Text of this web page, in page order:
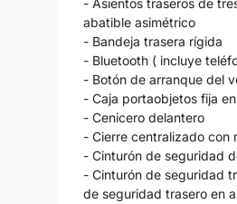
- Asientos traseros de
abatible asimétrico
- Bandeja trasera rígida
- Bluetooth ( incluye
- Botón de arranque del
- Caja portaobjetos fija
- Cenicero delantero
- Cierre centralizado con
- Cinturón de seguridad
- Cinturón de seguridad
de seguridad trasero en